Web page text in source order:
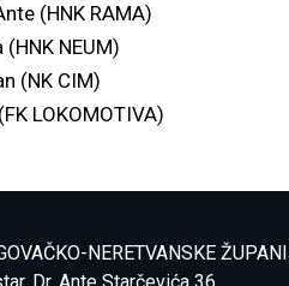
(HNK RAMA)
NEUM)
(NK CIM)
LOKOMOTIVA)
NERETVANSKE